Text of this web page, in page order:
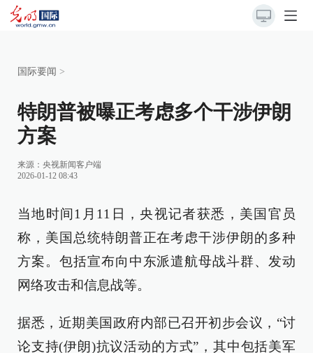
国际要闻 >
特朗普被曝正考虑多个干涉伊朗
方案
来源： 央视新闻客户端
2026-01-12 08:43
当地时间1月11日，央视记者获悉，美国官员
称，美国总统特朗普正在考虑干涉伊朗的多种
方案。包括宣布向中东派遣航母战斗群、发动
网络攻击和信息战等。
据悉，近期美国政府内部已召开初步会议，“讨
论支持(伊朗)抗议活动的方式”，其中包括美军